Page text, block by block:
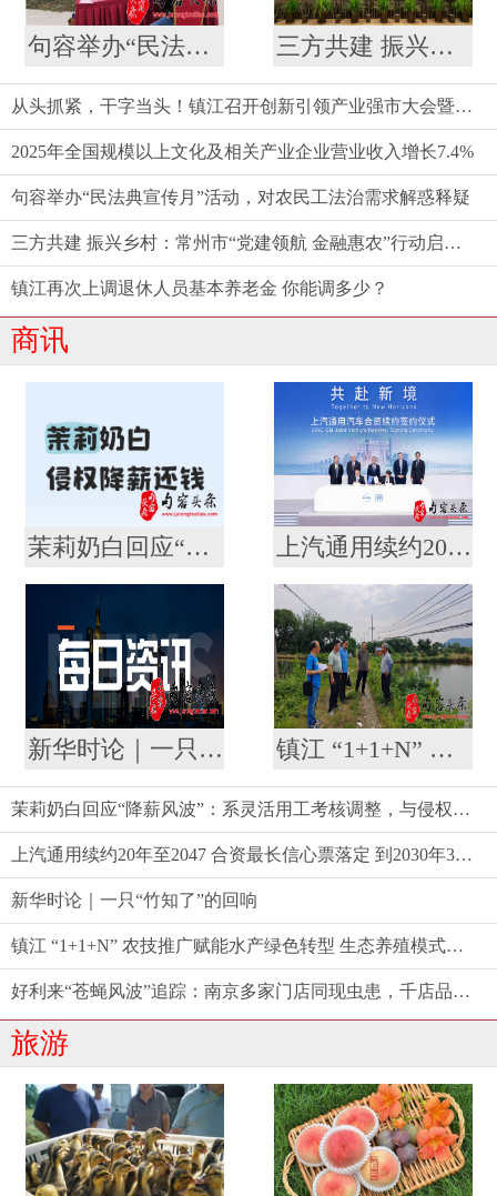
句容举办“民法典宣传月”活动，对农民工法治需求解惑释疑 三方共建 振兴乡村：常州市“党建领航 金融惠农”行动启动仪式举行
从头抓紧，干字当头！镇江召开创新引领产业强市大会暨要素市场化配置综合改革推进会
2025年全国规模以上文化及相关产业企业营业收入增长7.4%
句容举办“民法典宣传月”活动，对农民工法治需求解惑释疑
三方共建 振兴乡村：常州市“党建领航 金融惠农”行动启动仪式举行
镇江再次上调退休人员基本养老金 你能调多少？
商讯
茉莉奶白回应“降薪风波”：系灵活用工考核调整，与侵权案无关 上汽通用续约20年至2047 合资最长信心票落定 到2030年30款新能源奔涌而来
新华时论｜一只“竹知了”的回响 镇江 “1+1+N” 农技推广赋能水产绿色转型 生态养殖模式助农提质增效
茉莉奶白回应“降薪风波”：系灵活用工考核调整，与侵权案无关
上汽通用续约20年至2047 合资最长信心票落定 到2030年30款新能源奔涌而来
新华时论｜一只“竹知了”的回响
镇江 “1+1+N” 农技推广赋能水产绿色转型 生态养殖模式助农提质增效
好利来“苍蝇风波”追踪：南京多家门店同现虫患，千店品牌品控标准遭质疑
旅游